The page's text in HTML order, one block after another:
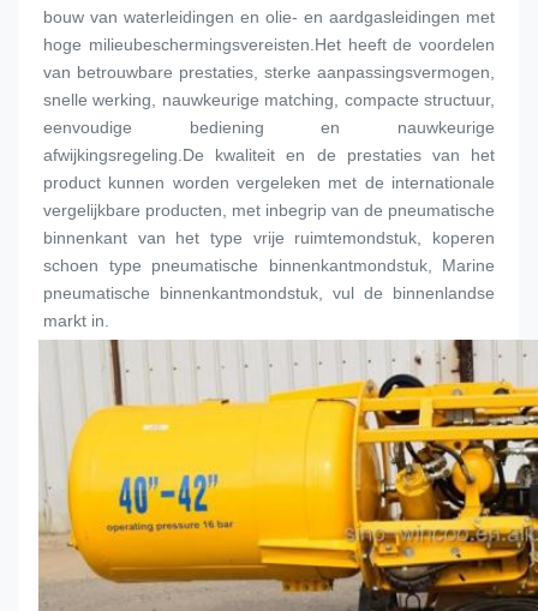
bouw van waterleidingen en olie- en aardgasleidingen met
hoge milieubeschermingsvereisten.Het heeft de voordelen
van betrouwbare prestaties, sterke aanpassingsvermogen,
snelle werking, nauwkeurige matching, compacte structuur,
eenvoudige bediening en nauwkeurige
afwijkingsregeling.De kwaliteit en de prestaties van het
product kunnen worden vergeleken met de internationale
vergelijkbare producten, met inbegrip van de pneumatische
binnenkant van het type vrije ruimtemondstuk , koperen
schoen type pneumatische binnenkantmondstuk, Marine
pneumatische binnenkantmondstuk , vul de binnenlandse
markt in.